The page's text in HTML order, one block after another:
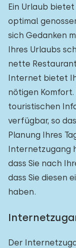
Ein Urlaub
optimal
sich Gedanken
Ihres Urlaubs
nette
Internet bietet
nötigen
touristischen
verfügbar, so
Planung Ihres
Internetzugang
dass Sie nach
dass Sie diesen
haben.
Der